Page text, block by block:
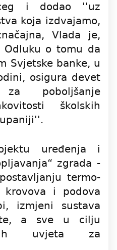
i dodao ''uz
koja izdvajamo,
Vlada je,
o tomu da
Svjetske banke, u
osigura devet
poboljšanje
školskih
uređenja i
zgrada -
termo-
krovova i podova
izmjeni sustava
a sve u cilju
uvjeta za